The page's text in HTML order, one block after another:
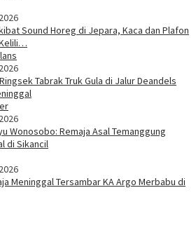
Sound Horeg di Jepara, Kaca dan Plafon
Tabrak Truk Gula di Jalur Deandels
Wonosobo: Remaja Asal Temanggung
di Sikancil
Meninggal Tersambar KA Argo Merbabu di